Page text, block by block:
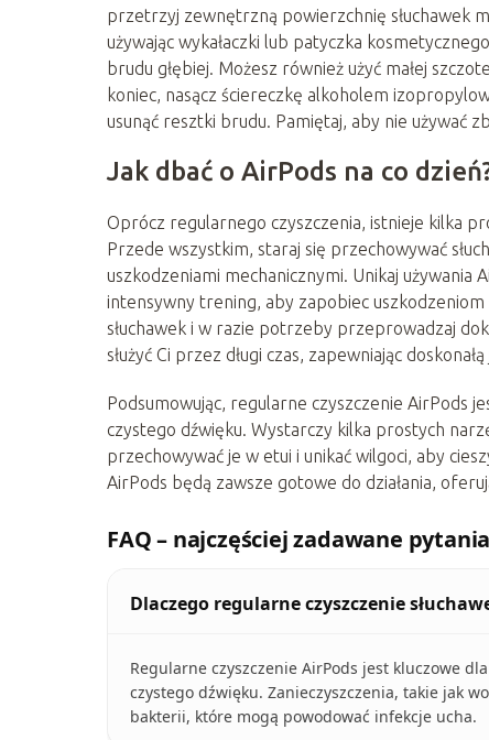
przetrzyj zewnętrzną powierzchnię słuchawek
używając wykałaczki lub patyczka
brudu głębiej. Możesz również użyć małej
koniec, nasącz ściereczkę alkoholem
usunąć resztki brudu. Pamiętaj, aby nie używać
Jak dbać o AirPods na co
Oprócz regularnego czyszczenia, istnieje kilka
Przede wszystkim, staraj się przechowywać
uszkodzeniami mechanicznymi. Unikaj używania
intensywny trening, aby zapobiec
słuchawek i w razie potrzeby przeprowadzaj
służyć Ci przez długi czas, zapewniając doskonałą
Podsumowując, regularne czyszczenie AirPods
czystego dźwięku. Wystarczy kilka prostych
przechowywać je w etui i unikać wilgoci, aby
AirPods będą zawsze gotowe do działania,
FAQ – najczęściej zadawane pytania
Dlaczego regularne czyszczenie
Regularne czyszczenie AirPods jest kluczowe
czystego dźwięku. Zanieczyszczenia, takie jak
bakterii, które mogą powodować infekcje ucha.